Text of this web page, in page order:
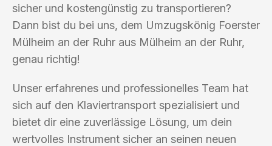
sicher und kostengünstig zu transportieren?
Dann bist du bei uns, dem Umzugskönig Foerster
Mülheim an der Ruhr aus Mülheim an der Ruhr,
genau richtig!
Unser erfahrenes und professionelles Team hat
sich auf den Klaviertransport spezialisiert und
bietet dir eine zuverlässige Lösung, um dein
wertvolles Instrument sicher an seinen neuen